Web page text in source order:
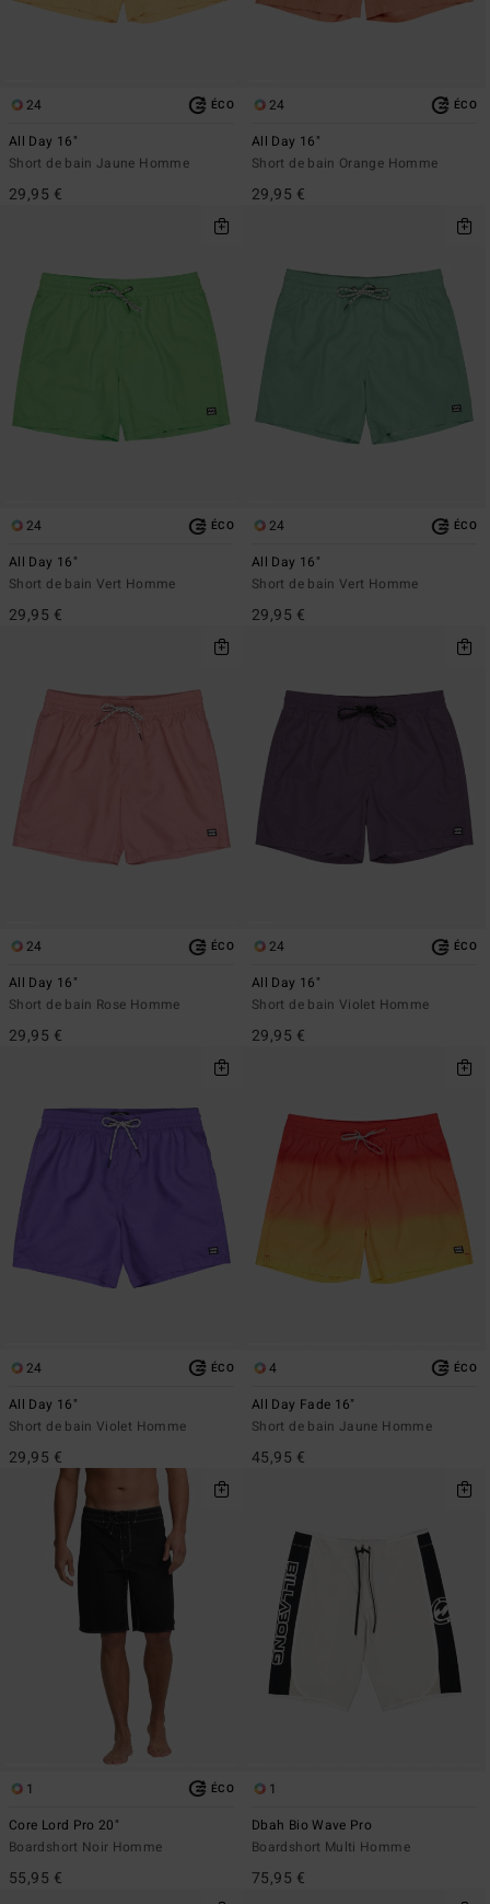
24 ÉCO
All Day 16"
Short de bain Jaune Homme
29,95 €
24 ÉCO
All Day 16"
Short de bain Orange Homme
29,95 €
24 ÉCO
All Day 16"
Short de bain Vert Homme
29,95 €
24 ÉCO
All Day 16"
Short de bain Vert Homme
29,95 €
24 ÉCO
All Day 16"
Short de bain Rose Homme
29,95 €
24 ÉCO
All Day 16"
Short de bain Violet Homme
29,95 €
24 ÉCO
All Day 16"
Short de bain Violet Homme
29,95 €
4 ÉCO
All Day Fade 16"
Short de bain Jaune Homme
45,95 €
1 ÉCO
Core Lord Pro 20"
Boardshort Noir Homme
55,95 €
1
Dbah Bio Wave Pro
Boardshort Multi Homme
75,95 €